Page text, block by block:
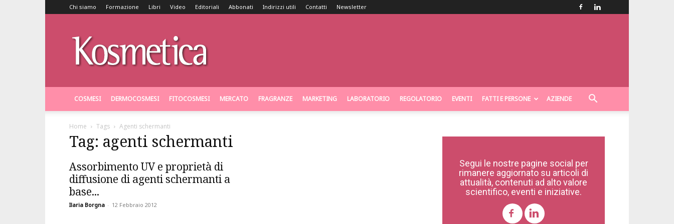
Chi siamo Formazione Libri Video Editoriali Abbonati Indirizzi utili Contatti Newsletter
COSMESI DERMOCOSMESI FITOCOSMESI MERCATO FRAGRANZE MARKETING LABORATORIO REGOLATORIO EVENTI FATTI E PERSONE AZIENDE
Home Tags Agenti schermanti
Tag: agenti schermanti
Assorbimento UV e proprietà di
diffusione di agenti schermanti a
base...
Ilaria Borgna - 12 Febbraio 2012
Segui le nostre pagine social per
rimanere aggiornato su articoli di
attualità, contenuti ad alto valore
scientifico, eventi e iniziative.